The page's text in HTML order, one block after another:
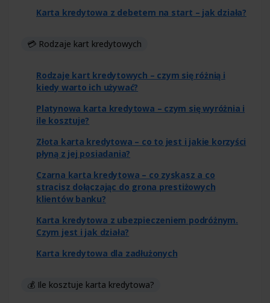
Karta kredytowa z debetem na start – jak działa?
💳 Rodzaje kart kredytowych
Rodzaje kart kredytowych – czym się różnią i
kiedy warto ich używać?
Platynowa karta kredytowa – czym się wyróżnia i
ile kosztuje?
Złota karta kredytowa – co to jest i jakie korzyści
płyną z jej posiadania?
Czarna karta kredytowa – co zyskasz a co
stracisz dołączając do grona prestiżowych
klientów banku?
Karta kredytowa z ubezpieczeniem podróżnym.
Czym jest i jak działa?
Karta kredytowa dla zadłużonych
💰 Ile kosztuje karta kredytowa?